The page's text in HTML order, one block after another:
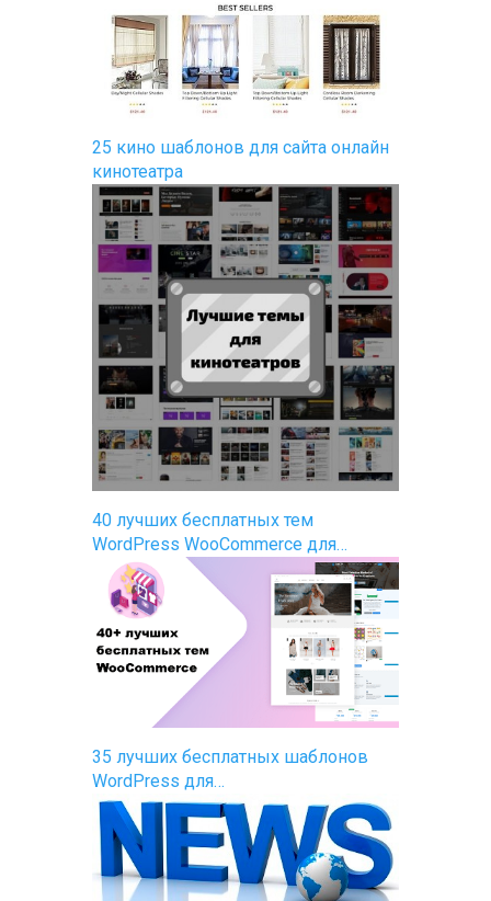
25 кино шаблонов для сайта онлайн
кинотеатра
40 лучших бесплатных тем
WordPress WooCommerce для…
35 лучших бесплатных шаблонов
WordPress для…